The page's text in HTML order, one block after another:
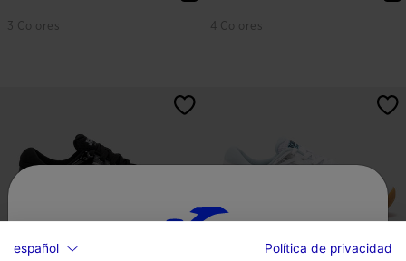
3 Colores
4,3 sobre 5 de valoración de clientes
4 Colores
4,4 sobre 5 de valoración de
español
Política de privacidad